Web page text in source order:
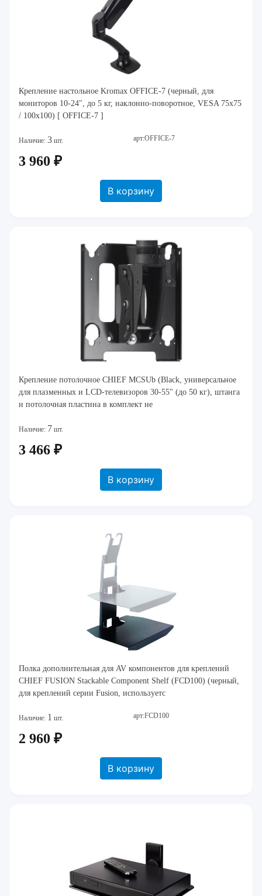
Крепление настольное Kromax OFFICE-7 (черный, для
мониторов 10-24", до 5 кг, наклонно-поворотное, VESA 75x75
/ 100x100) [ OFFICE-7 ]
Наличие: 3 шт. арт:OFFICE-7
3 960 ₽
В корзину
Крепление потолочное CHIEF MCSUb (Black, универсальное
для плазменных и LCD-телевизоров 30-55" (до 50 кг), штанга
и потолочная пластина в комплект не
Наличие: 7 шт.
3 466 ₽
В корзину
Полка дополнительная для AV компонентов для креплений
CHIEF FUSION Stackable Component Shelf (FCD100) (черный,
для креплений серии Fusion, используетс
Наличие: 1 шт. арт:FCD100
2 960 ₽
В корзину